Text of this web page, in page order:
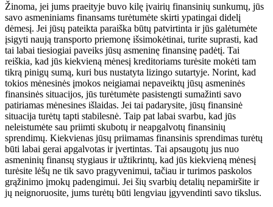
Žinoma, jei jums praeityje buvo kilę įvairių finansinių sunkumų, jūs
savo asmeniniams finansams turėtumėte skirti ypatingai didelį
dėmesį. Jei jūsų pateikta paraiška būtų patvirtinta ir jūs galėtumėte
įsigyti naują transporto priemonę išsimokėtinai, turite suprasti, kad
tai labai tiesiogiai paveiks jūsų asmeninę finansinę padėtį. Tai
reiškia, kad jūs kiekvieną mėnesį kreditoriams turėsite mokėti tam
tikrą pinigų sumą, kuri bus nustatyta lizingo sutartyje. Norint, kad
tokios mėnesinės įmokos neigiamai nepaveiktų jūsų asmeninės
finansinės situacijos, jūs turėtumėte pasistengti sumažinti savo
patiriamas mėnesines išlaidas. Jei tai padarysite, jūsų finansinė
situacija turėtų tapti stabilesnė. Taip pat labai svarbu, kad jūs
neleistumėte sau priimti skubotų ir neapgalvotų finansinių
sprendimų. Kiekvienas jūsų priimamas finansinis sprendimas turėtų
būti labai gerai apgalvotas ir įvertintas. Tai apsaugotų jus nuo
asmeninių finansų stygiaus ir užtikrintų, kad jūs kiekvieną mėnesį
turėsite lėšų ne tik savo pragyvenimui, tačiau ir turimos paskolos
grąžinimo įmokų padengimui. Jei šių svarbių detalių nepamiršite ir
jų neignoruosite, jums turėtų būti lengviau įgyvendinti savo tikslus.